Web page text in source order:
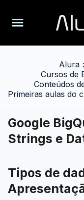
Alura
Cursos de
Conteúdos
Primeiras aulas do
Google
Strings e
Tipos de